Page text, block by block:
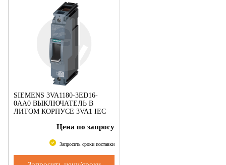
SIEMENS 3VA1180-3ED16-
0AA0 ВЫКЛЮЧАТЕЛЬ В
ЛИТОМ КОРПУСЕ 3VA1 IEC
ОТКЛ. СПОСОБНОСТИ N
ЗАЩИТА ЛИНИИ TM21
Цена по запросу
Запросить сроки поставки